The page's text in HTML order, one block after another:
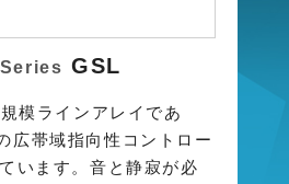
GSL
模ラインアレイであ
広帯域指向性コントロー
います。音と静寂が必